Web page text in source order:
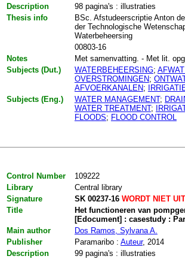
Description
98 pagina's : illustraties
Thesis info
BSc. Afstudeerscriptie Anton
der Technologische
Waterbeheersing
00803-16
Notes
Met samenvatting. - Met lit.
Subjects (Dut.)
WATERBEHEERSING;
OVERSTROMINGEN;
AFVOERKANALEN;
Subjects (Eng.)
WATER MANAGEMENT;
WATER TREATMENT;
FLOODS; FLOOD CONTROL
Control Number
109222
Library
Central library
Signature
SK 00237-16WORDT NIET
Title
Het functioneren van
[Edocument] : casestudy :
Main author
Dos Ramos, Sylvana A.
Publisher
Paramaribo : Auteur, 2014
Description
99 pagina's : illustraties